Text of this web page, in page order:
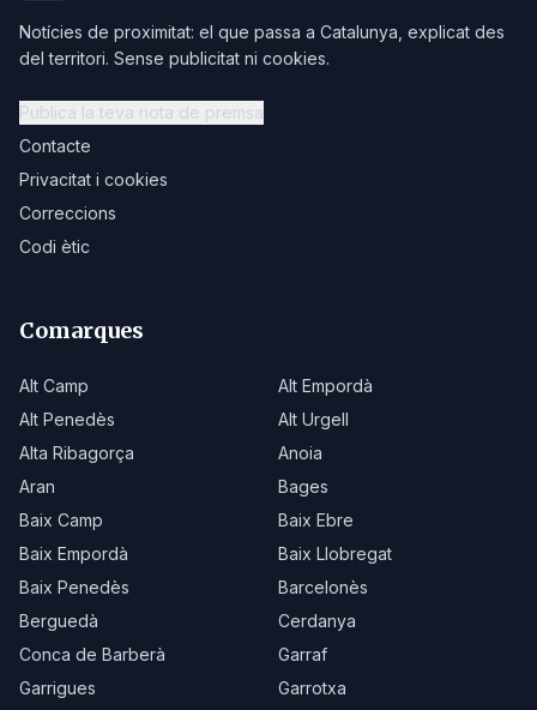
Notícies de proximitat: el que passa a Catalunya, explicat des
del territori. Sense publicitat ni cookies.
Publica la teva nota de premsa
Contacte
Privacitat i cookies
Correccions
Codi ètic
Comarques
Alt Camp
Alt Empordà
Alt Penedès
Alt Urgell
Alta Ribagorça
Anoia
Aran
Bages
Baix Camp
Baix Ebre
Baix Empordà
Baix Llobregat
Baix Penedès
Barcelonès
Berguedà
Cerdanya
Conca de Barberà
Garraf
Garrigues
Garrotxa